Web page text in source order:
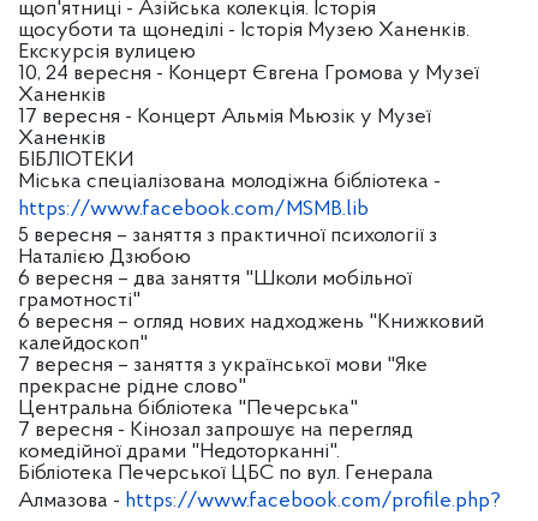
щоп'ятниці - Азійська колекція. Історія
щосуботи та щонеділі - Історія Музею Ханенків.
Екскурсія вулицею
10, 24 вересня - Концерт Євгена Громова у Музеї
Ханенків
17 вересня - Концерт Альмія Мьюзік у Музеї
Ханенків
БІБЛІОТЕКИ
Міська спеціалізована молодіжна бібліотека -
https://www.facebook.com/MSMB.lib
5 вересня – заняття з практичної психології з
Наталією Дзюбою
6 вересня – два заняття "Школи мобільної
грамотності"
6 вересня – огляд нових надходжень "Книжковий
калейдоскоп"
7 вересня – заняття з української мови "Яке
прекрасне рідне слово"
Центральна бібліотека "Печерська"
7 вересня - Кінозал запрошує на перегляд
комедійної драми "Недоторканні".
Бібліотека Печерської ЦБС по вул. Генерала
Алмазова - https://www.facebook.com/profile.php?